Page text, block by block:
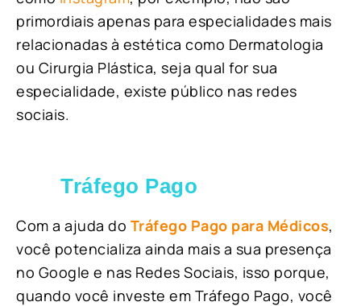
primordiais apenas para especialidades mais
relacionadas à estética como Dermatologia
ou Cirurgia Plástica, seja qual for sua
especialidade, existe público nas redes
sociais.
Tráfego Pago
Com a ajuda do Tráfego Pago para Médicos,
você potencializa ainda mais a sua presença
no Google e nas Redes Sociais, isso porque,
quando você investe em Tráfego Pago, você